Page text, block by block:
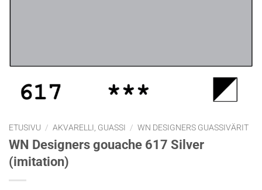
ETUSIVU / AKVARELLI, GUASSI / WN DESIGNERS GUASSIVÄRIT
WN Designers gouache 617 Silver
(imitation)